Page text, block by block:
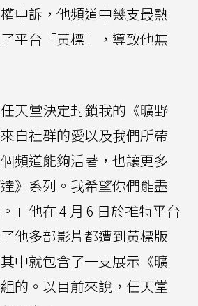
申訴，他頻道中幾支最熱
平台「黃標」，導致他無
任天堂決定封鎖我的《曠野
自社群的愛以及我們所帶
頻道能夠活著，也讓更多
》系列。我希望你們能盡
」他在 4 月 6 日於推特平台
他多部影片都遭到黃標版
中就包含了一支展示《曠
的。以目前來說，任天堂